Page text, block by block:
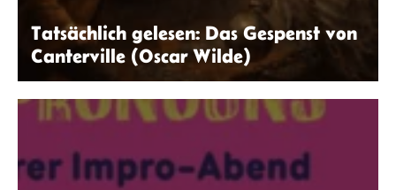
Tatsächlich gelesen: Das Gespenst von
Canterville (Oscar Wilde)